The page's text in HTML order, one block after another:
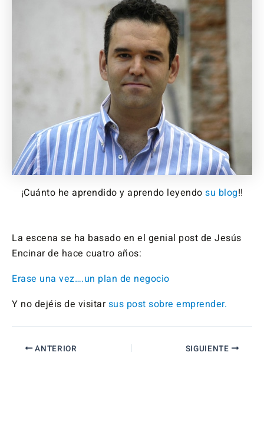
¡Cuánto he aprendido y aprendo leyendo su blog!!
La escena se ha basado en el genial post de Jesús
Encinar de hace cuatro años:
Erase una vez….un plan de negocio
Y no dejéis de visitarsus post sobre emprender.
ANTERIOR SIGUIENTE